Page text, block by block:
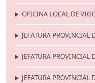
OFICINA LOCAL DE
JEFATURA PROVINCIAL
JEFATURA PROVINCIAL
JEFATURA PROVINCIAL